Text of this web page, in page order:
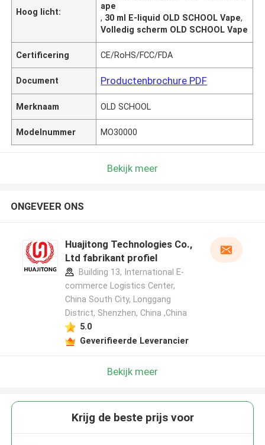
Hoog licht:
ape
, 30 ml E-liquid OLD SCHOOL Vape,
Volledig scherm OLD SCHOOL Vape
Certificering CE/RoHS/FCC/FDA
Document Productenbrochure PDF
Merknaam OLD SCHOOL
Modelnummer MO30000
Bekijk meer
ONGEVEER ONS
Huajitong Technologies Co.,
Ltd fabrikant profiel
Building 13, International E-
commerce Logistics Center,
China South City, Longgang
District, Shenzhen, China ,China
5.0
Geverifieerde Leverancier
Bekijk meer
Krijg de beste prijs voor